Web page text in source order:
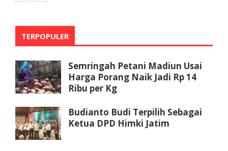
TERPOPULER
Semringah Petani Madiun Usai
Harga Porang Naik Jadi Rp 14
Ribu per Kg
Budianto Budi Terpilih Sebagai
Ketua DPD Himki Jatim